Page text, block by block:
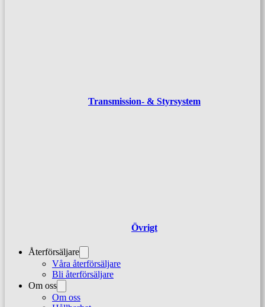
Transmission- & Styrsystem
Övrigt
Återförsäljare
Våra återförsäljare
Bli återförsäljare
Om oss
Om oss